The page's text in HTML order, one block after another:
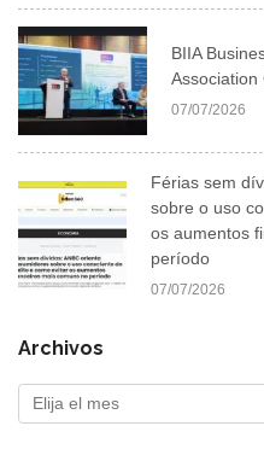
BIIA
Association
07/07/2026
Férias sem
sobre o uso
os aumentos
período
07/07/2026
Archivos